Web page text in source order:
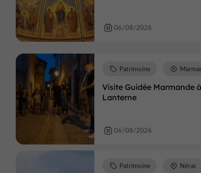
06/08/2026
Visite Guidée Marmande
Lanterne
Patrimoine
06/08/2026
Patrimoine Nérac